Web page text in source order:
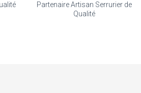
Partenaire Artisan Serrurier de
Qualité